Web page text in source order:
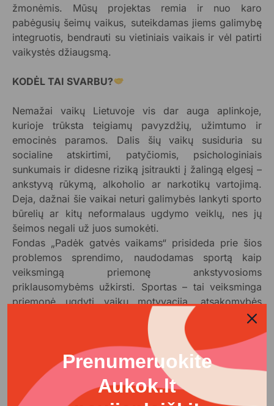
žmonėmis. Mūsų projektas remia ir nuo karo
pabėgusių šeimų vaikus, suteikdamas jiems galimybę
integruotis, bendrauti su vietiniais vaikais ir vėl patirti
vaikystės džiaugsmą.
KODĖL TAI SVARBU?
Nemažai vaikų Lietuvoje vis dar auga aplinkoje,
kurioje trūksta teigiamų pavyzdžių, užimtumo ir
emocinės paramos. Dalis šių vaikų susiduria su
socialine atskirtimi, patyčiomis, psichologiniais
sunkumais ir didesne riziką įsitraukti į žalingą elgesį –
ankstyvą rūkymą, alkoholio ar narkotikų vartojimą.
Deja, dažnai šie vaikai neturi galimybės lankyti sporto
būrelių ar kitų neformalaus ugdymo veiklų, nes jų
šeimos negali už juos sumokėti.
Fondas „Padėk gatvės vaikams“ prisideda prie šios
problemos sprendimo, naudodamas sportą kaip
veiksmingą priemonę ankstyvosioms
priklausomybėms užkirsti. Sportas – tai veiksminga
priemonė ugdyti vaikų motyvaciją, atsakomybės
jausmą, nukreipti jų energiją teigiamomis kryptimis,
taip išvengiant žalingų įpročių ir formuojant sveikus
gyvenimo pasirinkimus.
KOKS POVEIKIS?
Prenumeruokite
Aukok.lt